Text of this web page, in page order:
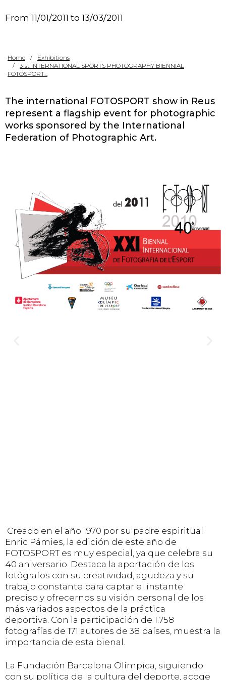
Contact
From 11/01/2011 to 13/03/2011
Home
Exhibitions
31st INTERNATIONAL SPORTS PHOTOGRAPHY BIENNIAL
FOTOSPORT...
The international FOTOSPORT show in Reus
represent a flagship event for photographic
works sponsored by the International
Federation of Photographic Art.
Creado en el año 1970 por su padre espiritual
Enric Pámies, la edición de este año de
FOTOSPORT es muy especial, ya que celebra su
40 aniversario. Destaca la aportación de los
fotógrafos con su creatividad, agudeza y su
trabajo constante para captar el instante
preciso y ofrecernos su visión personal de los
más variados aspectos de la práctica
deportiva. Con la participación de 1.758
fotografías de 171 autores de 38 países, muestra la
importancia de esta bienal.
La Fundación Barcelona Olímpica, siguiendo
con su política de la cultura del deporte, acoge